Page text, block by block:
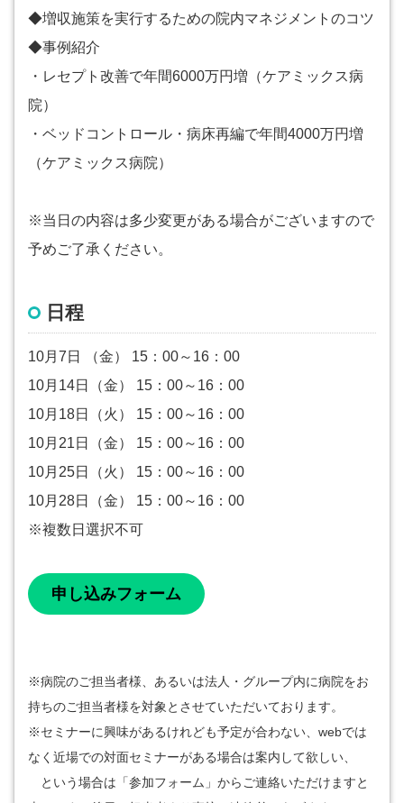
◆増収施策を実行するための院内マネジメントのコツ
◆事例紹介
・レセプト改善で年間6000万円増（ケアミックス病
院）
・ベッドコントロール・病床再編で年間4000万円増
（ケアミックス病院）
※当日の内容は多少変更がある場合がございますので
予めご了承ください。
日程
10月7日 （金） 15：00～16：00
10月14日（金） 15：00～16：00
10月18日（火） 15：00～16：00
10月21日（金） 15：00～16：00
10月25日（火） 15：00～16：00
10月28日（金） 15：00～16：00
※複数日選択不可
申し込みフォーム
※病院のご担当者様、あるいは法人・グループ内に病院をお
持ちのご担当者様を対象とさせていただいております。
※セミナーに興味があるけれども予定が合わない、webでは
なく近場での対面セミナーがある場合は案内して欲しい、
という場合は「参加フォーム」からご連絡いただけますと